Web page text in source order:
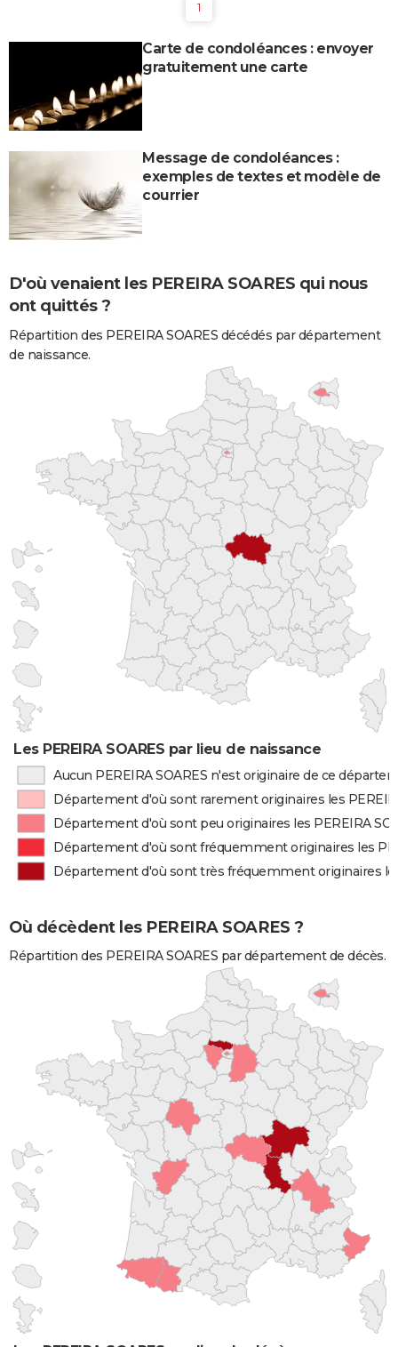
1
Carte de condoléances : envoyer
gratuitement une carte
Message de condoléances :
exemples de textes et modèle de
courrier
D'où venaient les PEREIRA SOARES qui nous
ont quittés ?
Répartition des PEREIRA SOARES décédés par département
de naissance.
Les PEREIRA SOARES par lieu de naissance
Aucun PEREIRA SOARES n'est originaire de ce
Département d'où sont rarement originaires les
Département d'où sont peu originaires les PEREIRA
Département d'où sont fréquemment originaires les
Département d'où sont très fréquemment originaires les
Où décèdent les PEREIRA SOARES ?
Répartition des PEREIRA SOARES par département de décès.